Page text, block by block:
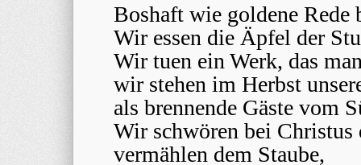
Boshaft wie goldene Rede
Wir essen die Äpfel der
Wir tuen ein Werk, das
wir stehen im Herbst
als brennende Gäste vom
Wir schwören bei Christus
vermählen dem Staube,